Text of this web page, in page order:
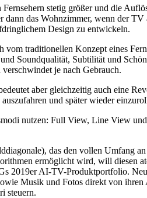
stetig größer und die
das Wohnzimmer, wenn der
Design zu entwickeln.
traditionellen Konzept eines
Soundqualität, Subtilität und
je nach Gebrauch.
aber gleichzeitig auch eine
und später wieder
nutzen: Full View, Line View
das den vollen Umfang
ermöglicht wird, will diesen
2019er AI-TV-Produktportfolio.
Musik und Fotos direkt von
steuern.